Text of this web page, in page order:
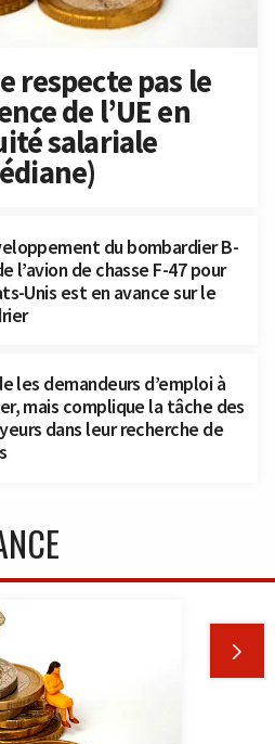
respecte pas le
de l’UE en
salariale
du bombardier B-
l’avion de chasse F-47 pour
Unis est en avance sur le
les demandeurs d’emploi à
mais complique la tâche des
dans leur recherche de
